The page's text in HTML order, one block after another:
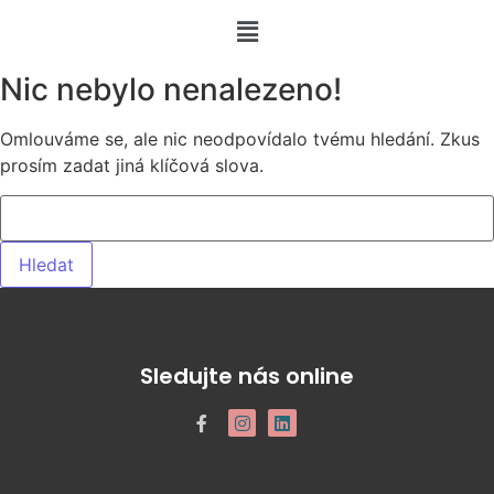
Nic nebylo nenalezeno!
Omlouváme se, ale nic neodpovídalo tvému hledání. Zkus
prosím zadat jiná klíčová slova.
Sledujte nás online